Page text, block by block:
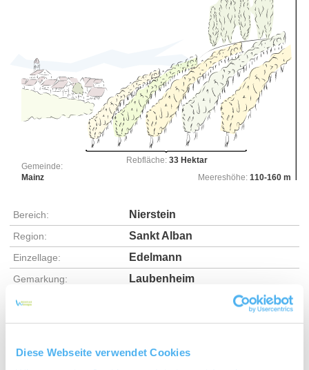
Diese Webseite verwendet Cookies
Rebfläche:33 Hektar
Gemeinde:
Mainz
Meereshöhe: 110-160 m
Bereich: Nierstein
Region: Sankt Alban
Einzellage: Edelmann
Gemarkung: Laubenheim